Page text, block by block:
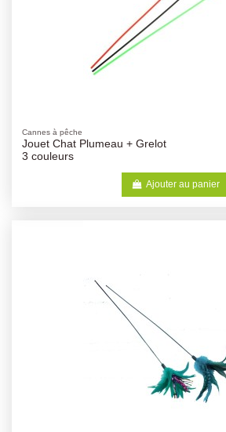
Cannes à pêche
Jouet Chat Plumeau + Grelot
3 couleurs
Ajouter au panier